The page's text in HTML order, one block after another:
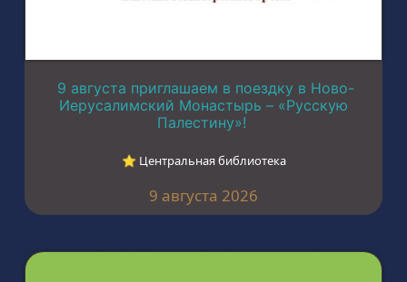
9 августа приглашаем в поездку в Ново-
Иерусалимский Монастырь – «Русскую
Палестину»!
⭐︎ Центральная библиотека
9 августа 2026